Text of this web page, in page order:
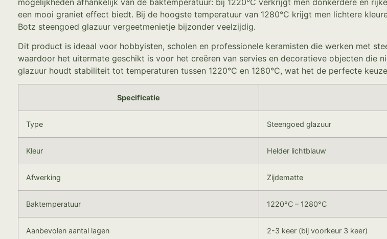
een mooi graniet effect biedt. Bij de hoogste temperatuur van 1280°C krijgt men lichtere
Botz steengoed glazuur vergeetmenietje bijzonder veelzijdig.
Dit product is ideaal voor hobbyisten, scholen en professionele keramisten die werken met
waardoor het uitermate geschikt is voor het creëren van servies en decoratieve objecten die
glazuur houdt stabiliteit tot temperaturen tussen 1220°C en 1280°C, wat het de perfecte
Specificatie
Type Steengoed glazuur
Kleur Helder lichtblauw
Afwerking Zijdematte
Baktemperatuur 1220°C – 1280°C
Aanbevolen aantal lagen 2-3 keer (bij voorkeur 3 keer)